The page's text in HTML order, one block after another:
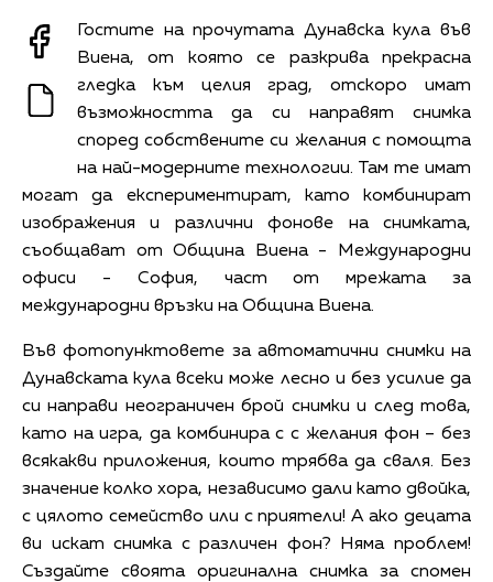
Гостите на прочутата Дунавска кула във
Виена, от която се разкрива прекрасна
гледка към целия град, отскоро имат
възможността да си направят снимка
според собствените си желания с помощта
на най-модерните технологии. Там те имат
могат да експериментират, като комбинират
изображения и различни фонове на снимката,
съобщават от
Община Виена - Международни
офиси - София, част от мрежата за
международни връзки на Община Виена.
Във фотопунктовете за автоматични снимки на
Дунавската кула всеки може лесно и без усилие да
си направи неограничен брой снимки и след това,
като на игра, да комбинира с с желания фон – без
всякакви приложения, които трябва да сваля. Без
значение колко хора, независимо дали като двойка,
с цялото семейство или с приятели! А ако децата
ви искат снимка с различен фон? Няма проблем!
Създайте своята оригинална снимка за спомен